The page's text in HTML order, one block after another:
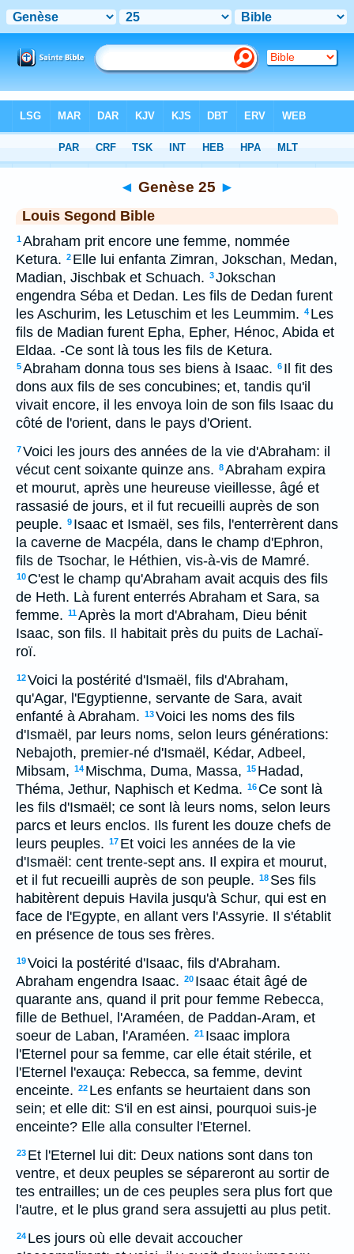
> Genèse 25
◄ Genèse 25 ►
Louis Segond Bible
1Abraham prit encore une femme, nommée
Ketura. 2 Elle lui enfanta Zimran, Jokschan, Medan,
Madian, Jischbak et Schuach. 3Jokschan
engendra Séba et Dedan. Les fils de Dedan furent
les Aschurim, les Letuschim et les Leummim. 4 Les
fils de Madian furent Epha, Epher, Hénoc, Abida et
Eldaa. -Ce sont là tous les fils de Ketura.
5Abraham donna tous ses biens à Isaac. 6 Il fit des
dons aux fils de ses concubines; et, tandis qu'il
vivait encore, il les envoya loin de son fils Isaac du
côté de l'orient, dans le pays d'Orient.
7Voici les jours des années de la vie d'Abraham: il
vécut cent soixante quinze ans. 8Abraham expira
et mourut, après une heureuse vieillesse, âgé et
rassasié de jours, et il fut recueilli auprès de son
peuple. 9 Isaac et Ismaël, ses fils, l'enterrèrent dans
la caverne de Macpéla, dans le champ d'Ephron,
fils de Tsochar, le Héthien, vis-à-vis de Mamré.
10 C'est le champ qu'Abraham avait acquis des fils
de Heth. Là furent enterrés Abraham et Sara, sa
femme. 11Après la mort d'Abraham, Dieu bénit
Isaac, son fils. Il habitait près du puits de Lachaï-
roï.
12Voici la postérité d'Ismaël, fils d'Abraham,
qu'Agar, l'Egyptienne, servante de Sara, avait
enfanté à Abraham. 13Voici les noms des fils
d'Ismaël, par leurs noms, selon leurs générations:
Nebajoth, premier-né d'Ismaël, Kédar, Adbeel,
Mibsam, 14 Mischma, Duma, Massa, 15 Hadad,
Théma, Jethur, Naphisch et Kedma. 16 Ce sont là
les fils d'Ismaël; ce sont là leurs noms, selon leurs
parcs et leurs enclos. Ils furent les douze chefs de
leurs peuples. 17 Et voici les années de la vie
d'Ismaël: cent trente-sept ans. Il expira et mourut,
et il fut recueilli auprès de son peuple. 18 Ses fils
habitèrent depuis Havila jusqu'à Schur, qui est en
face de l'Egypte, en allant vers l'Assyrie. Il s'établit
en présence de tous ses frères.
19Voici la postérité d'Isaac, fils d'Abraham.
Abraham engendra Isaac. 20 Isaac était âgé de
quarante ans, quand il prit pour femme Rebecca,
fille de Bethuel, l'Araméen, de Paddan-Aram, et
soeur de Laban, l'Araméen. 21 Isaac implora
l'Eternel pour sa femme, car elle était stérile, et
l'Eternel l'exauça: Rebecca, sa femme, devint
enceinte. 22 Les enfants se heurtaient dans son
sein; et elle dit: S'il en est ainsi, pourquoi suis-je
enceinte? Elle alla consulter l'Eternel.
23 Et l'Eternel lui dit: Deux nations sont dans ton
ventre, et deux peuples se sépareront au sortir de
tes entrailles; un de ces peuples sera plus fort que
l'autre, et le plus grand sera assujetti au plus petit.
24 Les jours où elle devait accoucher